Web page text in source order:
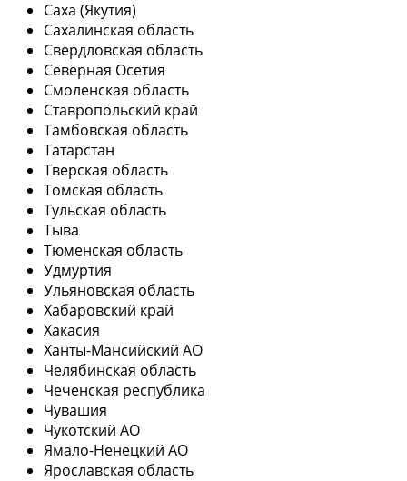
Саха (Якутия)
Сахалинская область
Свердловская область
Северная Осетия
Смоленская область
Ставропольский край
Тамбовская область
Татарстан
Тверская область
Томская область
Тульская область
Тыва
Тюменская область
Удмуртия
Ульяновская область
Хабаровский край
Хакасия
Ханты-Мансийский АО
Челябинская область
Чеченская республика
Чувашия
Чукотский АО
Ямало-Ненецкий АО
Ярославская область